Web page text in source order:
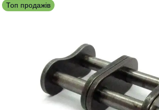
Топ продажів